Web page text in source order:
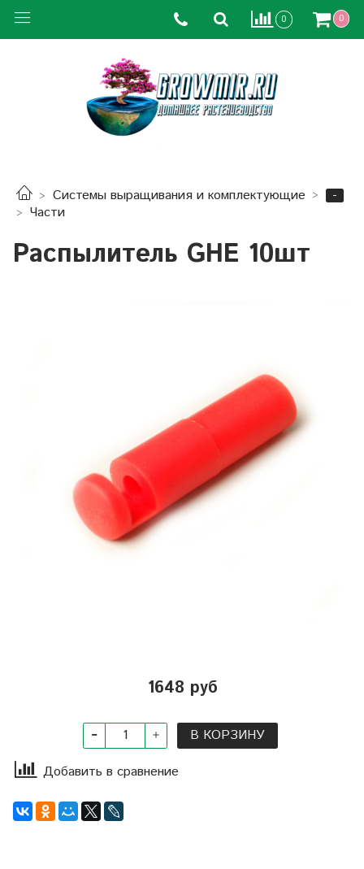
0 0
Системы выращивания и комплектующие
-
Части
Распылитель GHE 10шт
1648 руб
В КОРЗИНУ
Добавить в сравнение